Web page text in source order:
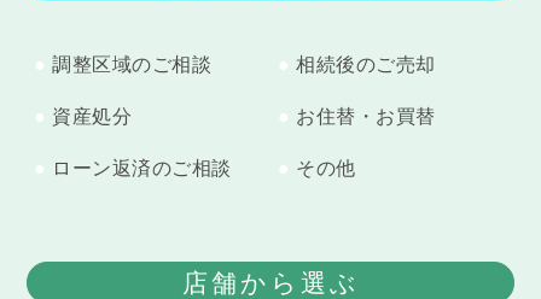
調整区域のご相談 相続後のご売却
資産処分 お住替・お買替
ローン返済のご相談 その他
店舗から選ぶ